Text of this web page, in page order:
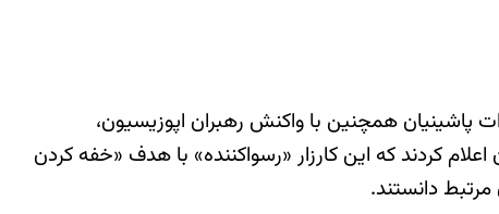
پاشینیان همچنین با واکنش رهبران اپوزیسیون،
کردند که این کارزار «رسواکننده» با هدف «خفه کردن
دانستند.